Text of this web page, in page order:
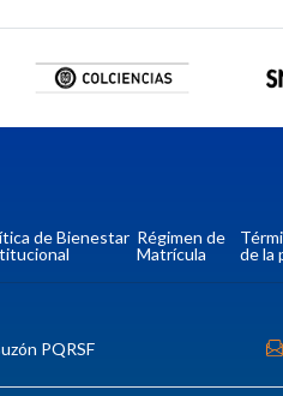
de Bienestar Régimen de
Matrícula
de la
PQRSF